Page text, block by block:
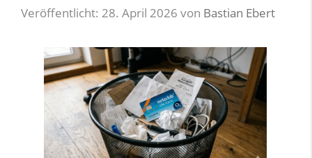
Veröffentlicht: 28. April 2026 von Bastian Ebert